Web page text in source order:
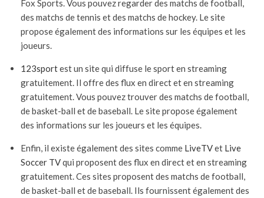
Fox Sports. Vous pouvez regarder des matchs de football,
des matchs de tennis et des matchs de hockey. Le site
propose également des informations sur les équipes et les
joueurs.
123sportest un site qui diffuse le sport en streaming
gratuitement. Il offre des flux en direct et en streaming
gratuitement. Vous pouvez trouver des matchs de football,
de basket-ball et de baseball. Le site propose également
des informations sur les joueurs et les équipes.
Enfin, il existe également des sites comme LiveTVet Live
Soccer TVqui proposent des flux en direct et en streaming
gratuitement. Ces sites proposent des matchs de football,
de basket-ball et de baseball. Ils fournissent également des